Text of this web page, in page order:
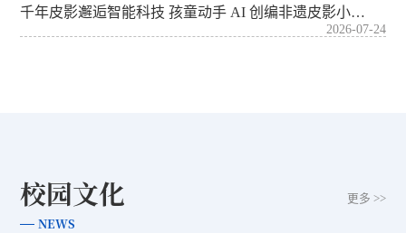
千年皮影邂逅智能科技 孩童动手 AI 创编非遗皮影小…
2026-07-24
校园文化
NEWS
更多 >>